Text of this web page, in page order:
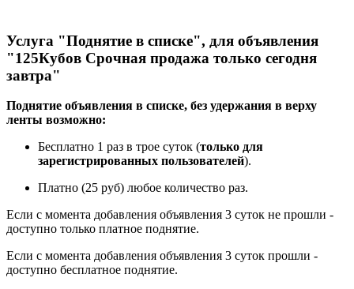
Услуга "Поднятие в списке", для объявления
"125Кубов Срочная продажа только сегодня
завтра"
Поднятие объявления в списке, без удержания в верху
ленты возможно:
Бесплатно 1 раз в трое суток (только для
зарегистрированных пользователей).
Платно (25 руб) любое количество раз.
Если с момента добавления объявления 3 суток не прошли -
доступно только платное поднятие.
Если с момента добавления объявления 3 суток прошли -
доступно бесплатное поднятие.